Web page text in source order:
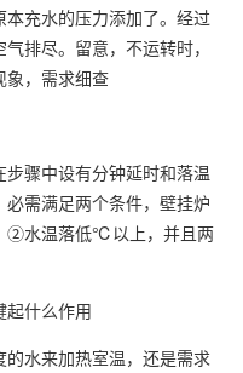
充水的压力添加了。经过
排尽。留意，不运转时，
象，需求细查
骤中设有分钟延时和落温
需满足两个条件，壁挂炉
②水温落低℃以上，并且两
起什么作用
水来加热室温，还是需求